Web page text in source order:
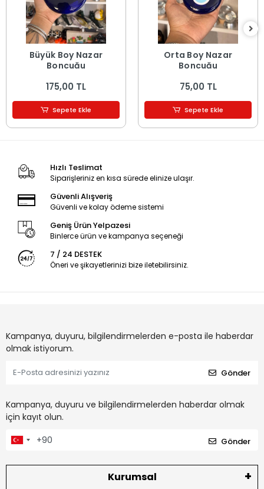
Büyük Boy Nazar
Boncuğu
175,00 TL
Sepete Ekle
Orta Boy Nazar
Boncuğu
75,00 TL
Sepete Ekle
Hızlı Teslimat
Siparişleriniz en kısa sürede elinize ulaşır.
Güvenli Alışveriş
Güvenli ve kolay ödeme sistemi
Geniş Ürün Yelpazesi
Binlerce ürün ve kampanya seçeneği
7 / 24 DESTEK
Öneri ve şikayetlerinizi bize iletebilirsiniz.
Kampanya, duyuru, bilgilendirmelerden e-posta ile haberdar
olmak istiyorum.
Gönder
Kampanya, duyuru ve bilgilendirmelerden haberdar olmak
için kayıt olun.
Gönder
Kurumsal